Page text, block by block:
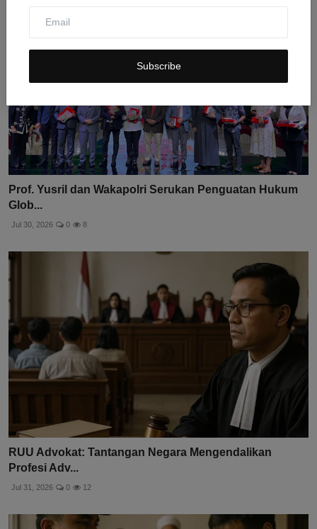
Subscribe
Prof. Yusril dan Wakapolri Serukan Penguatan Hukum
Glob...
Jul 30, 2026 0 8
RUU Advokat: Tantangan Negara Mengendalikan
Profesi Adv...
Jul 31, 2026 0 12